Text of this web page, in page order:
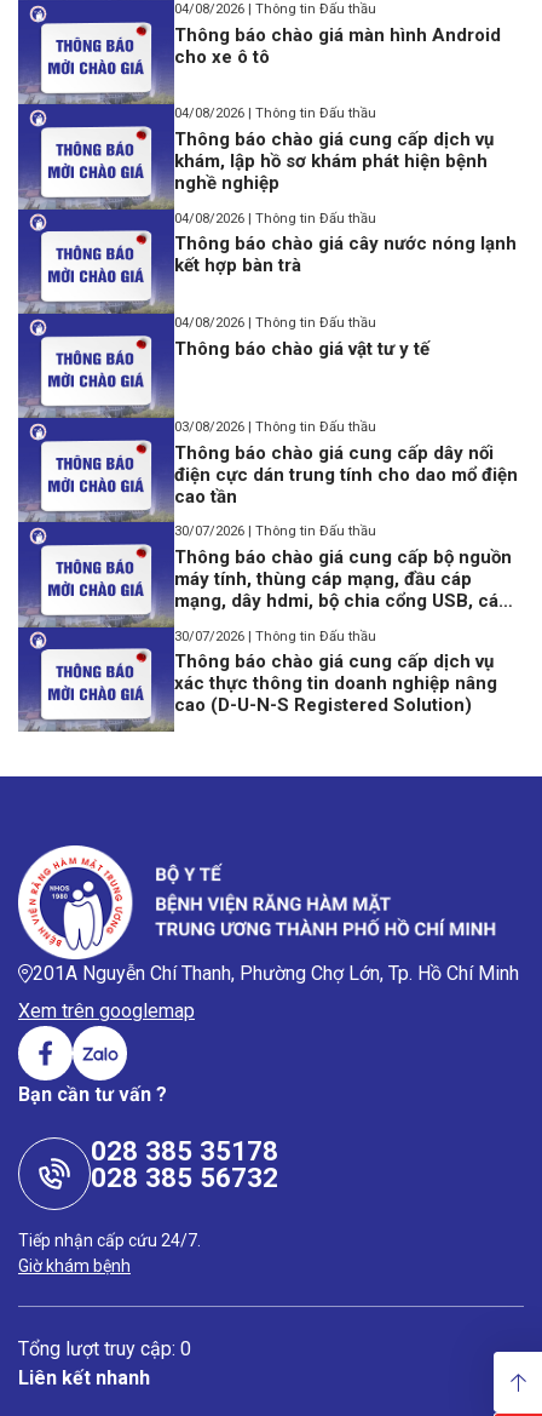
04/08/2026 | Thông tin Đấu thầu
Thông báo chào giá màn hình Android
cho xe ô tô
04/08/2026 | Thông tin Đấu thầu
Thông báo chào giá cung cấp dịch vụ
khám, lập hồ sơ khám phát hiện bệnh
nghề nghiệp
04/08/2026 | Thông tin Đấu thầu
Thông báo chào giá cây nước nóng lạnh
kết hợp bàn trà
04/08/2026 | Thông tin Đấu thầu
Thông báo chào giá vật tư y tế
03/08/2026 | Thông tin Đấu thầu
Thông báo chào giá cung cấp dây nối
điện cực dán trung tính cho dao mổ điện
cao tần
30/07/2026 | Thông tin Đấu thầu
Thông báo chào giá cung cấp bộ nguồn
máy tính, thùng cáp mạng, đầu cáp
mạng, dây hdmi, bộ chia cổng USB, cáp
30/07/2026 | Thông tin Đấu thầu
Thông báo chào giá cung cấp dịch vụ
xác thực thông tin doanh nghiệp nâng
cao (D-U-N-S Registered Solution)
201A Nguyễn Chí Thanh, Phường Chợ Lớn, Tp. Hồ Chí Minh
Xem trên googlemap
Bạn cần tư vấn ?
028 385 35178
028 385 56732
Tiếp nhận cấp cứu 24/7.
Giờ khám bệnh
Tổng lượt truy cập: 0
Liên kết nhanh